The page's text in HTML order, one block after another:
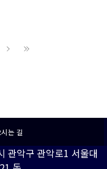
는 길
관악구 관악로1 서울대